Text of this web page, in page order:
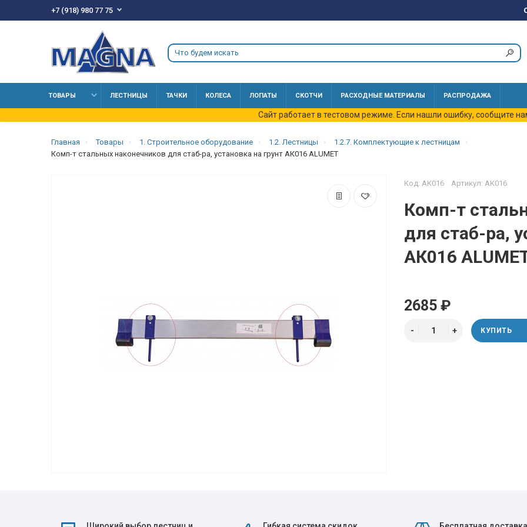
+7 (918) 980 77 75
ТОВАРЫ ЛЕСТНИЦЫ ТАЧКИ КОЛЕСА ЛОПАТЫ СКОТЧИ РАСХОДНЫЕ МАТЕРИАЛЫ РАСПРОДАЖА
Сайт работает в тестовом режиме. Если нашли ошибку, сообщите
Главная Товары 1. Строительное оборудование 1.2. Лестницы
1.2.7. Комплектующие к лестницам
Комп-т стальных наконечников для стаб-ра, установка на грунт АК016 ALUMET
Код: АК016 Артикул: АК016
Комп-т
для стаб-ра,
АК016
2685 ₽
КУПИТЬ